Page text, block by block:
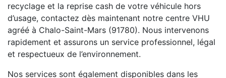
recyclage et la reprise cash de votre véhicule hors
d’usage, contactez dès maintenant notre centre VHU
agréé à Chalo-Saint-Mars (91780). Nous intervenons
rapidement et assurons un service professionnel, légal
et respectueux de l’environnement.
Nos services sont également disponibles dans les